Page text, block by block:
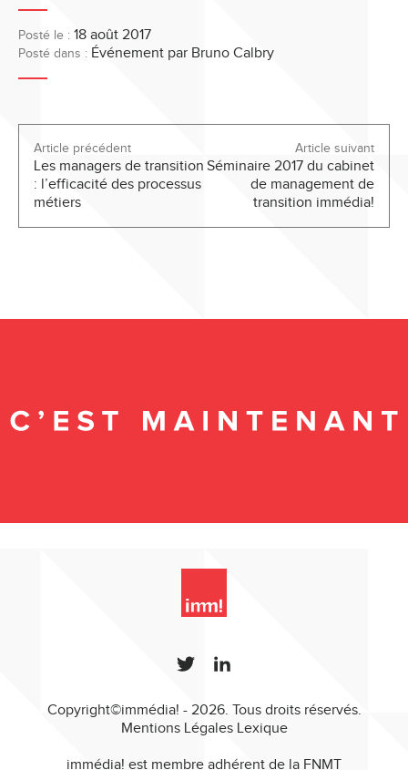
Posté le : 18 août 2017
Posté dans : Événement par Bruno Calbry
Article précédent
Les managers de transition
: l’efficacité des processus
métiers
Article suivant
Séminaire 2017 du cabinet
de management de
transition immédia!
Copyright©immédia! - 2026. Tous droits réservés.
Mentions Légales Lexique
immédia! est membre adhérent de la FNMT